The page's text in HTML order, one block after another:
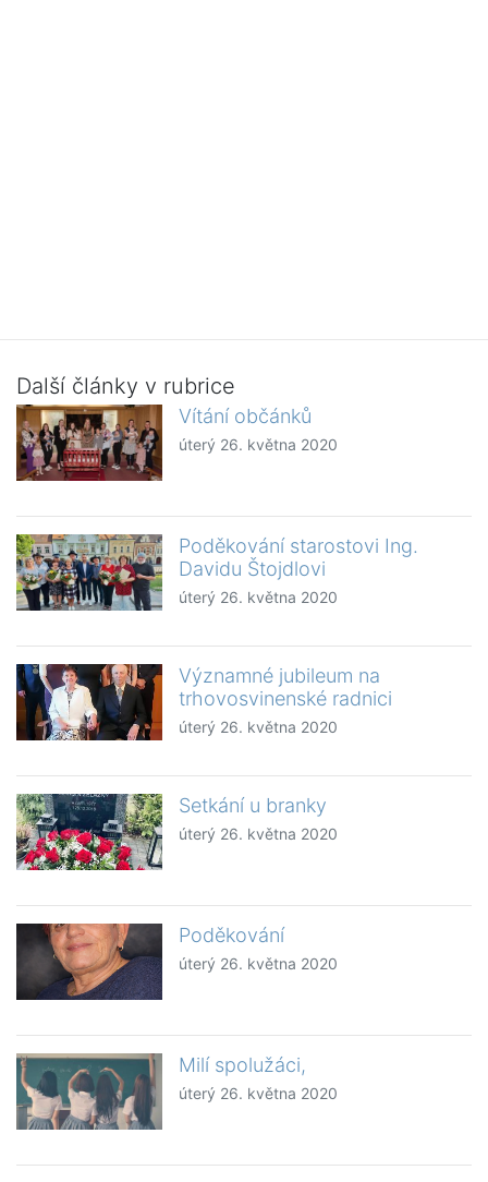
Další články v rubrice
Vítání občánků
úterý 26. května 2020
Poděkování starostovi Ing.
Davidu Štojdlovi
úterý 26. května 2020
Významné jubileum na
trhovosvinenské radnici
úterý 26. května 2020
Setkání u branky
úterý 26. května 2020
Poděkování
úterý 26. května 2020
Milí spolužáci,
úterý 26. května 2020